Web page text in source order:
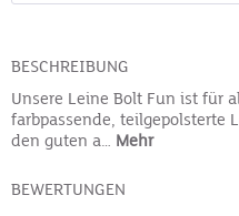
BESCHREIBUNG
Unsere Leine Bolt Fun ist für
farbpassende, teilgepolsterte
den guten a… Mehr
BEWERTUNGEN